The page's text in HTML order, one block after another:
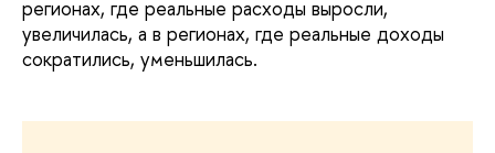
регионах, где реальные расходы выросли,
увеличилась, а в регионах, где реальные доходы
сократились, уменьшилась.